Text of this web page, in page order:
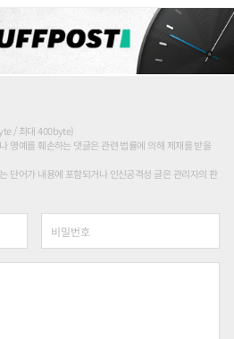
/ 최대 400byte)
명예를 훼손하는 댓글은 관련 법률에 의해 제재를 받을
단어가 내용에 포함되거나 인신공격성 글은 관리자의 판